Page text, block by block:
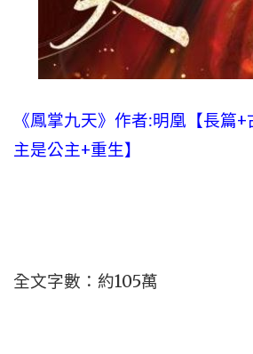
《鳳掌九天》作者:明凰【長篇
主是公主+重生】
全文字數：約105萬